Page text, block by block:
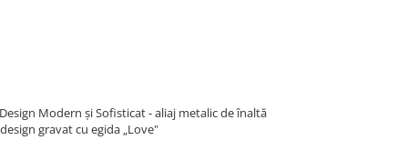
Modern și Sofisticat - aliaj metalic de înaltă
gravat cu egida „Love"